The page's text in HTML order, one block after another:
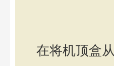
在将机顶盒